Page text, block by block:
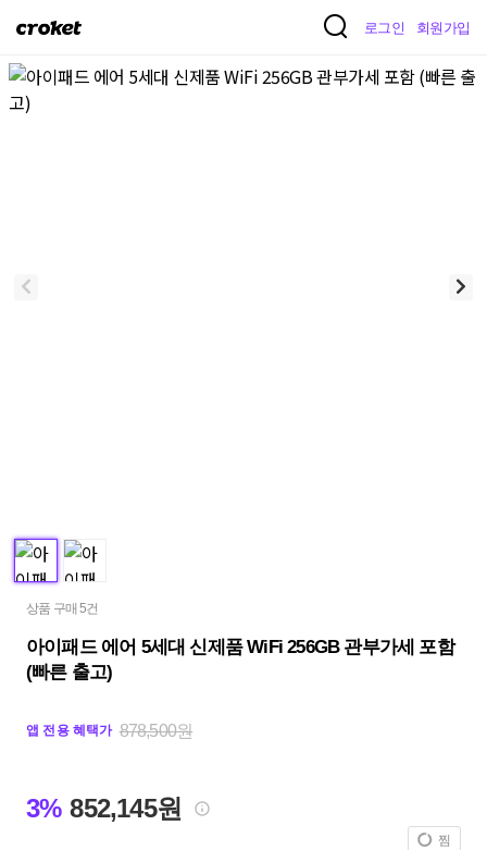
크
켓
로그인 회원가입
상품 구매 5건
아이패드 에어 5세대 신제품 WiFi 256GB 관부가세 포함
(빠른 출고)
앱 전용 혜택가 878,500원
3% 852,145원
찜